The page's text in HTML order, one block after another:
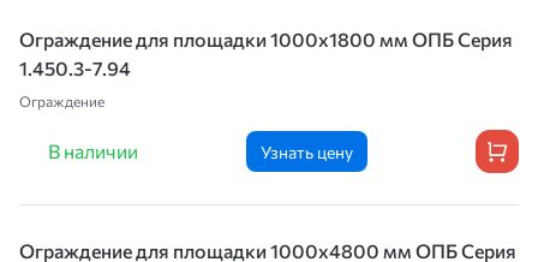
Ограждение для площадки 1000х1800 мм ОПБ Серия
1.450.3-7.94
Ограждение
В наличии Узнать цену
Ограждение для площадки 1000х4800 мм ОПБ Серия